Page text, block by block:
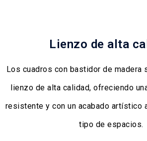
Lienzo de alta
Los cuadros con bastidor de madera
lienzo de alta calidad, ofreciendo
resistente y con un acabado artístico
tipo de espacios.